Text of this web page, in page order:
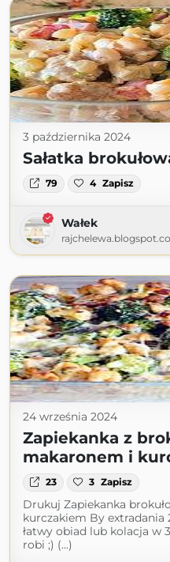
3 października 2024
Sałatka
79 4 Zapisz
Wałek
24 września 2024
Zapiekanka z
makaronem i
23 3 Zapisz
Drukuj Zapiekanka
kurczakiem By extradania
łatwy obiad lub kolacja w
robi ;) (...)